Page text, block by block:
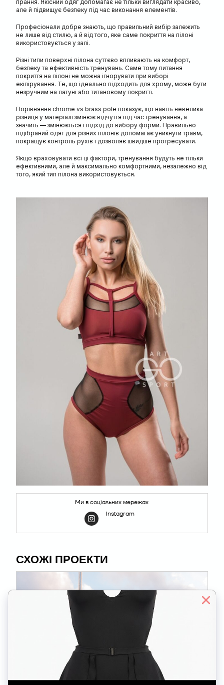
прання. Якісний одяг допомагає не тільки виглядати красиво,
але й підвищує безпеку під час виконання елементів.
Професіонали добре знають, що правильний вибір залежить
не лише від стилю, а й від того, яке саме покриття на пілоні
використовується у залі.
Різні типи поверхні пілона суттєво впливають на комфорт,
безпеку та ефективність тренувань. Саме тому питання
покриття на пілоні не можна ігнорувати при виборі
екіпірування. Те, що ідеально підходить для хрому, може бути
незручним на латуні або титановому покритті.
Порівняння chrome vs brass pole показує, що навіть невелика
різниця у матеріалі змінює відчуття під час тренування, а
значить — змінюється і підхід до вибору форми. Правильно
підібраний одяг для різних пілонів допомагає уникнути травм,
покращує контроль рухів і дозволяє швидше прогресувати.
Якщо враховувати всі ці фактори, тренування будуть не тільки
ефективними, але й максимально комфортними, незалежно від
того, який тип пілона використовується.
Ми в соціальних мережах
Instagram
СХОЖІ ПРОЕКТИ